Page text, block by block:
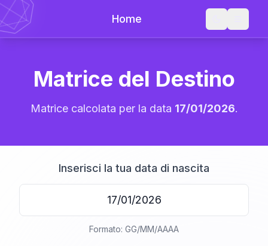
Home
Matrice del Destino
Matrice calcolata per la data 17/01/2026.
Inserisci la tua data di nascita
Formato: GG/MM/AAAA